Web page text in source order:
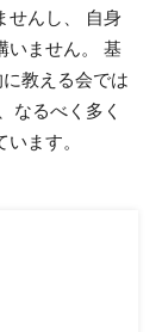
せんし、 自身
いません。 基
教える会では
なるべく多く
ます。